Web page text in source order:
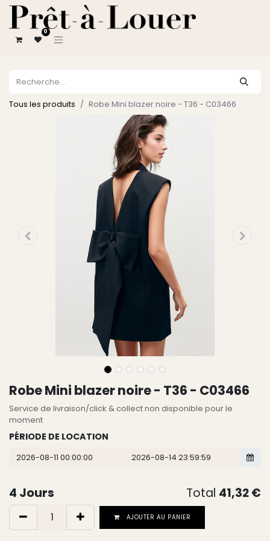
0
Tous les produits Robe Mini blazer noire - T36 - C03466
Robe Mini blazer noire - T36 - C03466
Service de livraison/click & collect non disponible pour le
moment
PÉRIODE DE LOCATION
4 Jours Total 41,32€
AJOUTER AU PANIER